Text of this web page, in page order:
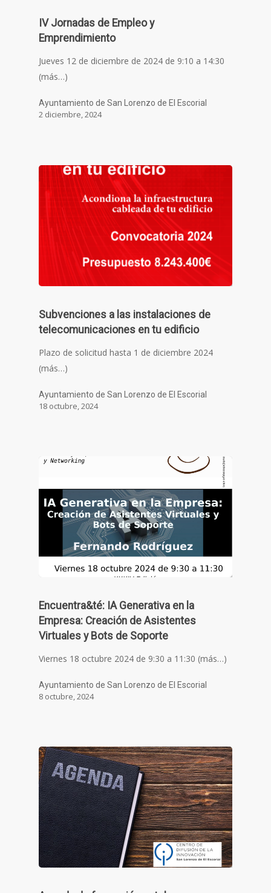
IV Jornadas de Empleo y
Emprendimiento
Jueves 12 de diciembre de 2024 de 9:10 a 14:30
(más…)
Ayuntamiento de San Lorenzo de El Escorial
2 diciembre, 2024
Subvenciones a las instalaciones de
telecomunicaciones en tu edificio
Plazo de solicitud hasta 1 de diciembre 2024
(más…)
Ayuntamiento de San Lorenzo de El Escorial
18 octubre, 2024
Encuentra&té: IA Generativa en la
Empresa: Creación de Asistentes
Virtuales y Bots de Soporte
Viernes 18 octubre 2024 de 9:30 a 11:30 (más…)
Ayuntamiento de San Lorenzo de El Escorial
8 octubre, 2024